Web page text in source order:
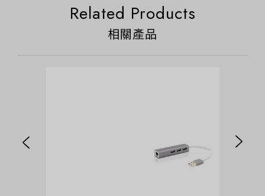
Related Products
相關產品